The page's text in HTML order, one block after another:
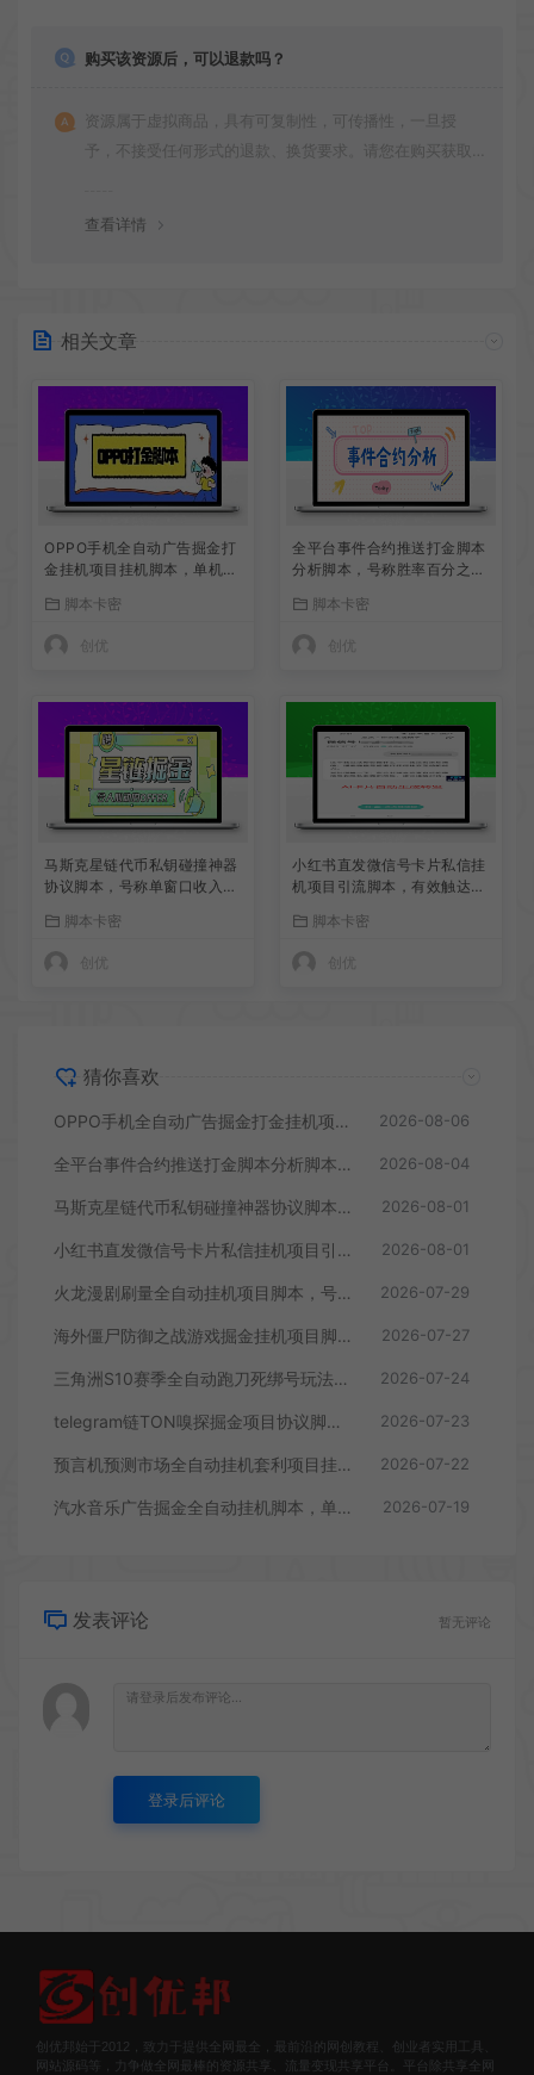
购买该资源后，可以退款吗？
资源属于虚拟商品，具有可复制性，可传播性，一旦授
予，不接受任何形式的退款、换货要求。请您在购买获取
查看详情
相关文章
OPPO手机全自动广告掘金打
金挂机项目挂机脚本，单机一
脚本卡密
全平台事件合约推送打金脚本
分析脚本，号称胜率百分之90
脚本卡密
马斯克星链代币私钥碰撞神器
协议脚本，号称单窗口收入四
脚本卡密
小红书直发微信号卡片私信挂
机项目引流脚本，有效触达微
脚本卡密
猜你喜欢
OPPO手机全自动广告掘金打金挂机项目挂机脚本，单机一天9+可批量放大 2026-08-06
全平台事件合约推送打金脚本分析脚本，号称胜率百分之90以上 2026-08-04
马斯克星链代币私钥碰撞神器协议脚本，号称单窗口收入四位数 2026-08-01
小红书直发微信号卡片私信挂机项目引流脚本，有效触达微信不检测不封号 2026-08-01
火龙漫剧刷量全自动挂机项目脚本，号称单号爆火日入100+ 2026-07-29
海外僵尸防御之战游戏掘金挂机项目脚本，单机一天150+ 2026-07-27
三角洲S10赛季全自动跑刀死绑号玩法全自动搬砖挂机项目挂机脚本，单窗口30+ 2026-07-24
telegram链TON嗅探掘金项目协议脚本，号称月入四位数 2026-07-23
预言机预测市场全自动挂机套利项目挂机脚本，日均30+USD 2026-07-22
汽水音乐广告掘金全自动挂机脚本，单号日入10+ 2026-07-19
发表评论 暂无评论
登录后评论
创优邦始于2012，致力于提供全网最全，最前沿的网创教程、创业者实用工具、
网站源码等，力争做全网最棒的资源共享、流量变现共享平台。平台除共享全网